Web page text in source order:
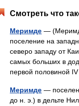
Смотреть что
Меримде —
поселение на
северо западу от
самых больших в
первой половиной
Меримде —
до н. э.) в дельте